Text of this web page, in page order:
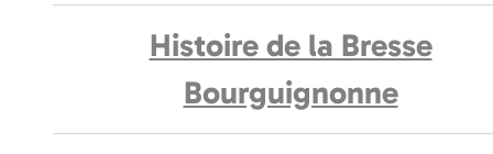
Histoire de la Bresse
Bourguignonne